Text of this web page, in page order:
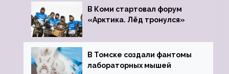
В Коми стартовал форум
«Арктика. Лёд тронулся»
В Томске создали фантомы
лабораторных мышей